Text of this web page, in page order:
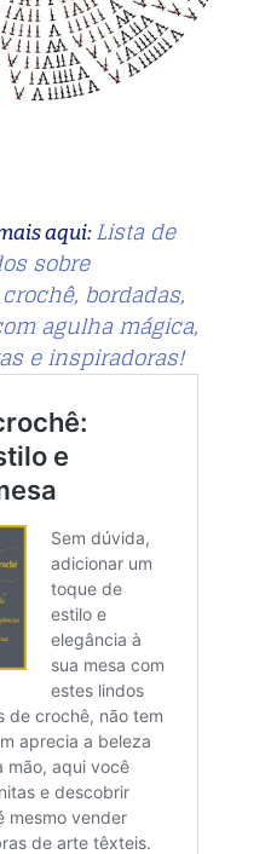
aqui:Lista de
sobre
bordadas,
agulha mágica,
e inspiradoras!